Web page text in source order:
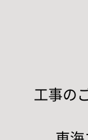
工事の